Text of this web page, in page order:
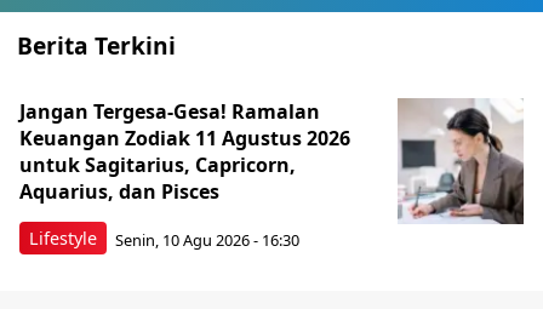
Berita Terkini
Lifestyle
Jangan Tergesa-Gesa! Ramalan
Keuangan Zodiak 11 Agustus 2026
untuk Sagitarius, Capricorn,
Aquarius, dan Pisces
Senin, 10 Agu 2026 - 16:30